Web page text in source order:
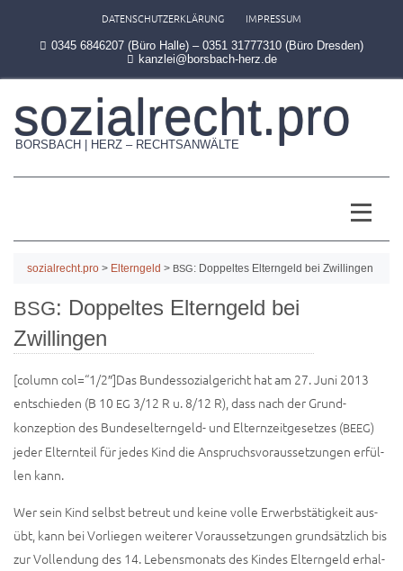
DATENSCHUTZERKLÄRUNG IMPRESSUM
0345 6846207 (Büro Halle) – 0351 31777310 (Büro Dresden)
kanzlei@borsbach-herz.de
sozialrecht.pro
BORSBACH | HERZ – RECHTSANWÄLTE
sozialrecht.pro > Elterngeld > BSG: Doppeltes Elterngeld bei Zwillingen
BSG: Doppeltes Elterngeld bei
Zwillingen
[column col=“1/2″]Das Bun­des­so­zi­al­ge­richt hat am 27. Juni 2013
ent­schie­den (B 10 EG 3/12 R u. 8/12 R), dass nach der Grund­
konzeption des Bun­des­el­tern­geld- und Eltern­zeit­ge­set­zes (BEEG)
jeder Eltern­teil für jedes Kind die Anspruchs­vor­aus­set­zun­gen erfül­
len kann.
Wer sein Kind selbst betreut und kei­ne vol­le Erwerbs­tä­tig­keit aus­
übt, kann bei Vor­lie­gen wei­te­rer Voraus­setzungen grund­sätz­lich bis
zur Voll­endung des 14. Lebens­mo­nats des Kin­des Eltern­geld erhal­